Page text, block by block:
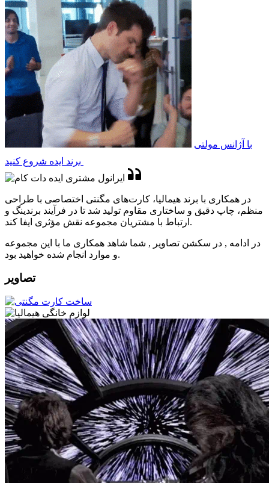
با آژانس مولتی
در همکاری با برند هیمالیا، کارت‌های مگنتی اختصاصی با طراحی
منظم، چاپ دقیق و ساختاری مقاوم تولید شد تا در فرآیند برندینگ و
ارتباط با مشتریان مجموعه نقش مؤثری ایفا کند.
در ادامه , در سکشن تصاویر , شما شاهد همکاری ما با این مجموعه
و موارد انجام شده خواهید بود.
تصاویر